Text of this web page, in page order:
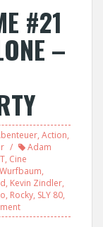
#21
–
, Action,
Adam
, Cine
,
, Kevin Zindler,
, Rocky, SLY 80,